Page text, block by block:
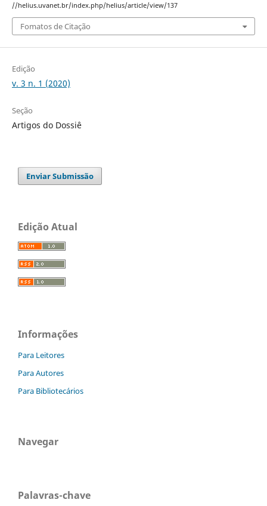
//helius.uvanet.br/index.php/helius/article/view/137
Fomatos de Citação
Edição
v. 3 n. 1 (2020)
Seção
Artigos do Dossiê
Enviar Submissão
Edição Atual
Informações
Para Leitores
Para Autores
Para Bibliotecários
Navegar
Palavras-chave